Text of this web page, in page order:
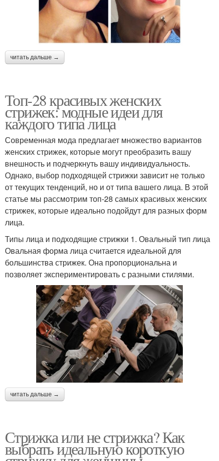
читать дальше →
Топ-28 красивых женских
стрижек: модные идеи для
каждого типа лица
Современная мода предлагает множество вариантов
женских стрижек, которые могут преобразить вашу
внешность и подчеркнуть вашу индивидуальность.
Однако, выбор подходящей стрижки зависит не только
от текущих тенденций, но и от типа вашего лица. В этой
статье мы рассмотрим топ-28 самых красивых женских
стрижек, которые идеально подойдут для разных форм
лица.
Типы лица и подходящие стрижки 1. Овальный тип лица
Овальная форма лица считается идеальной для
большинства стрижек. Она пропорциональна и
позволяет экспериментировать с разными стилями.
читать дальше →
Стрижка или не стрижка? Как
выбрать идеальную короткую